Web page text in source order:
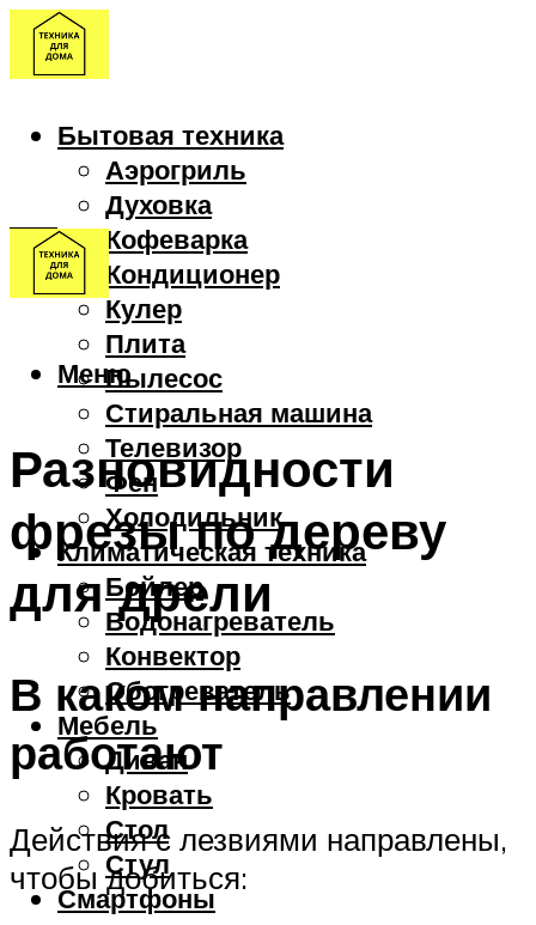
Бытовая техника
Аэрогриль
Духовка
Кофеварка
Кондиционер
Кулер
Плита
Пылесос
Стиральная машина
Телевизор
Фен
Холодильник
Климатическая техника
Бойлер
Водонагреватель
Конвектор
Обогреватель
Мебель
Диван
Кровать
Стол
Стул
Смартфоны
Меню
Разновидности
фрезы по дереву
для дрели
В каком направлении
работают
Действия с лезвиями направлены,
чтобы добиться: